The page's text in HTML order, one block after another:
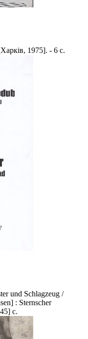
1975]. - 6 с.
und Schlagzeug /
: Sternscher
c.